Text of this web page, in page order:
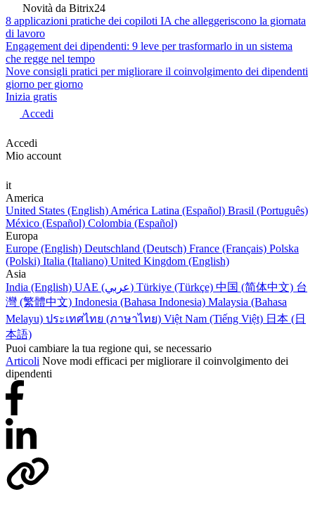
Novità da Bitrix24
8 applicazioni pratiche dei copiloti IA che alleggeriscono la giornata
di lavoro
Engagement dei dipendenti: 9 leve per trasformarlo in un sistema
che regge nel tempo
Nove consigli pratici per migliorare il coinvolgimento dei dipendenti
giorno per giorno
Inizia gratis
Accedi
Accedi
Mio account
it
America
United States (English) América Latina (Español) Brasil (Português)
México (Español) Colombia (Español)
Europa
Europe (English) Deutschland (Deutsch) France (Français) Polska
(Polski) Italia (Italiano) United Kingdom (English)
Asia
India (English)
UAE (عربي) Türkiye (Türkçe) 中国 (简体中文) 台
灣 (繁體中文) Indonesia (Bahasa Indonesia) Malaysia (Bahasa
Melayu) ประเทศไทย (ภาษาไทย) Việt Nam (Tiếng Việt) 日本 (日
本語)
Puoi cambiare la tua regione qui, se necessario
Articoli Nove modi efficaci per migliorare il coinvolgimento dei
dipendenti